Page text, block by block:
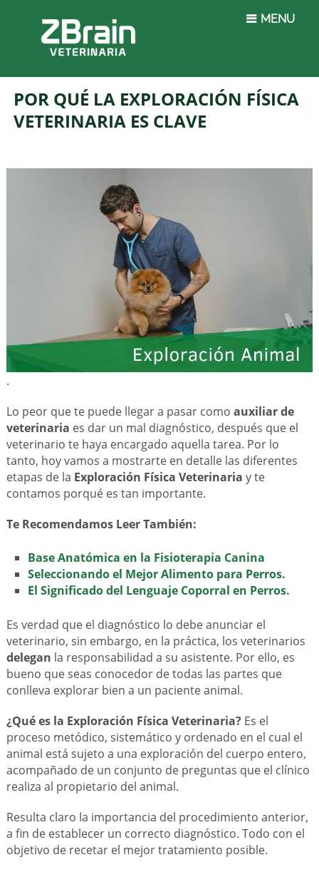
MENU
POR QUÉ LA EXPLORACIÓN FÍSICA
VETERINARIA ES CLAVE
.
Lo peor que te puede llegar a pasar como auxiliar de
veterinaria es dar un mal diagnóstico, después que el
veterinario te haya encargado aquella tarea. Por lo
tanto, hoy vamos a mostrarte en detalle las diferentes
etapas de la Exploración Física Veterinaria y te
contamos porqué es tan importante.
Te Recomendamos Leer También:
Base Anatómica en la Fisioterapia Canina
Seleccionando el Mejor Alimento para Perros.
El Significado del Lenguaje Coporral en Perros.
Es verdad que el diagnóstico lo debe anunciar el
veterinario, sin embargo, en la práctica, los veterinarios
delegan la responsabilidad a su asistente. Por ello, es
bueno que seas conocedor de todas las partes que
conlleva explorar bien a un paciente animal.
¿Qué es la Exploración Física Veterinaria?Es el
proceso metódico, sistemático y ordenado en el cual el
animal está sujeto a una exploración del cuerpo entero,
acompañado de un conjunto de preguntas que el clínico
realiza al propietario del animal.
Resulta claro la importancia del procedimiento anterior,
a fin de establecer un correcto diagnóstico. Todo con el
objetivo de recetar el mejor tratamiento posible.